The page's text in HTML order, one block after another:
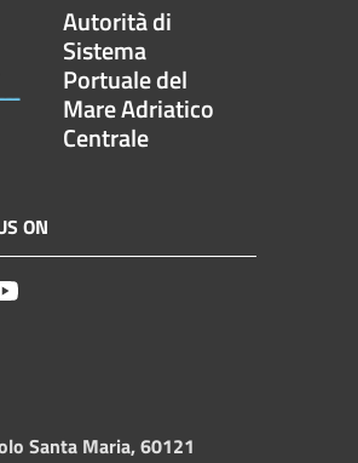
Autorità di
Sistema
Portuale del
Mare Adriatico
Centrale
ON
Santa Maria, 60121